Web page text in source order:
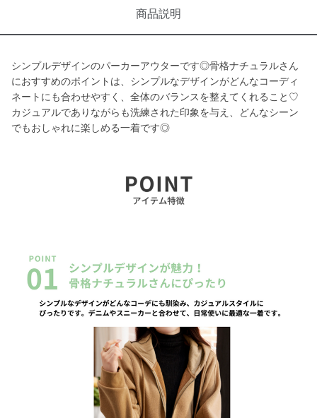
商品説明
シンプルデザインのパーカーアウターです◎骨格ナチュラルさん
におすすめのポイントは、シンプルなデザインがどんなコーディ
ネートにも合わせやすく、全体のバランスを整えてくれること♡
カジュアルでありながらも洗練された印象を与え、どんなシーン
でもおしゃれに楽しめる一着です◎